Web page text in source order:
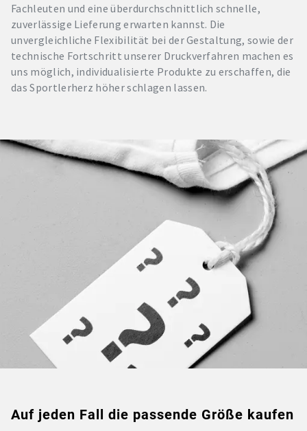
Fachleuten und eine überdurchschnittlich schnelle,
zuverlässige Lieferung erwarten kannst. Die
unvergleichliche Flexibilität bei der Gestaltung, sowie der
technische Fortschritt unserer Druckverfahren machen es
uns möglich, individualisierte Produkte zu erschaffen, die
das Sportlerherz höher schlagen lassen.
Auf jeden Fall die passende Größe kaufen